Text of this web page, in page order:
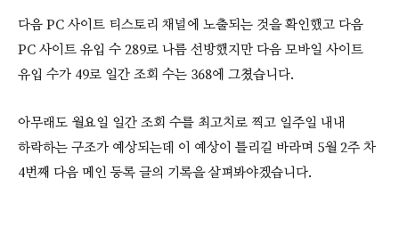
다음 PC 사이트 티스토리 채널에 노출되는 것을 확인했고 다음
PC 사이트 유입 수 289로 나름 선방했지만 다음 모바일 사이트
유입 수가 49로 일간 조회 수는 368에 그쳤습니다.
아무래도 월요일 일간 조회 수를 최고치로 찍고 일주일 내내
하락하는 구조가 예상되는데 이 예상이 틀리길 바라며 5월 2주 차
4번째 다음 메인 등록 글의 기록을 살펴봐야겠습니다.